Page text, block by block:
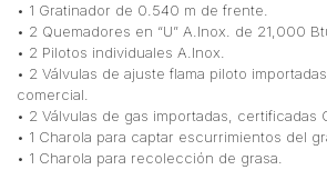
• 1 Gratinador de 0.540 m de frente.
• 2 Quemadores en “U” A.Inox. de 21,000
• 2 Pilotos individuales A.Inox.
• 2 Válvulas de ajuste flama piloto
comercial.
• 2 Válvulas de gas importadas, certificadas
• 1 Charola para captar escurrimientos del
• 1 Charola para recolección de grasa.